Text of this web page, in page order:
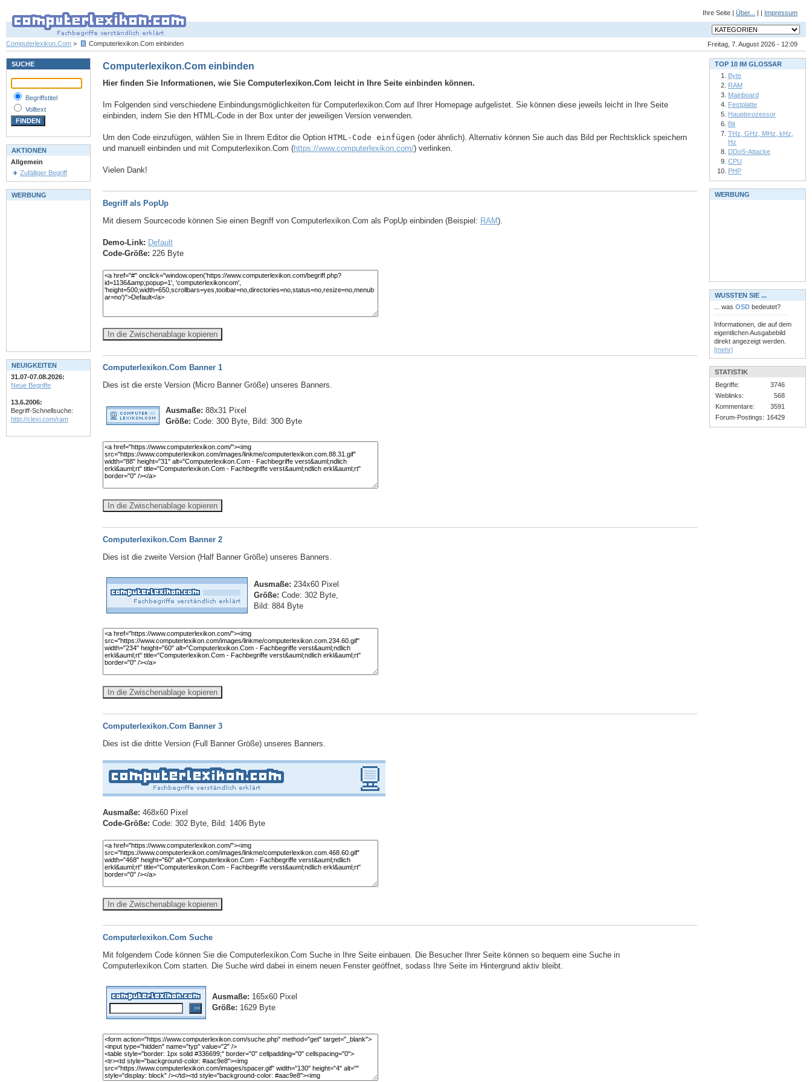
Ihre Seite | Über... | | Impressum
Freitag, 7. August 2026 - 12:09
Computerlexikon.Com > Computerlexikon.Com einbinden
Computerlexikon.Com einbinden
Hier finden Sie Informationen, wie Sie Computerlexikon.Com leicht in Ihre Seite einbinden können.
Im Folgenden sind verschiedene Einbindungsmöglichkeiten für Computerlexikon.Com auf Ihrer Homepage aufgelistet. Sie können diese jeweils leicht in Ihre Seite
einbinden, indem Sie den HTML-Code in der Box unter der jeweiligen Version verwenden.
Um den Code einzufügen, wählen Sie in Ihrem Editor die Option HTML-Code einfügen (oder ähnlich). Alternativ können Sie auch das Bild per Rechtsklick speichern
und manuell einbinden und mit Computerlexikon.Com (https://www.computerlexikon.com/) verlinken.
Vielen Dank!
Begriff als PopUp
Mit diesem Sourcecode können Sie einen Begriff von Computerlexikon.Com als PopUp einbinden (Beispiel: RAM).
Demo-Link: Default
Code-Größe: 226 Byte
In die Zwischenablage kopieren
Computerlexikon.Com Banner 1
Dies ist die erste Version (Micro Banner Größe) unseres Banners.
Ausmaße: 88x31 Pixel
Größe: Code: 300 Byte, Bild: 300 Byte
In die Zwischenablage kopieren
Computerlexikon.Com Banner 2
Dies ist die zweite Version (Half Banner Größe) unseres Banners.
Ausmaße: 234x60 Pixel
Größe: Code: 302 Byte,
Bild: 884 Byte
In die Zwischenablage kopieren
Computerlexikon.Com Banner 3
Dies ist die dritte Version (Full Banner Größe) unseres Banners.
Ausmaße: 468x60 Pixel
Code-Größe: Code: 302 Byte, Bild: 1406 Byte
In die Zwischenablage kopieren
Computerlexikon.Com Suche
Mit folgendem Code können Sie die Computerlexikon.Com Suche in Ihre Seite einbauen. Die Besucher Ihrer Seite können so bequem eine Suche in
Computerlexikon.Com starten. Die Suche wird dabei in einem neuen Fenster geöffnet, sodass Ihre Seite im Hintergrund aktiv bleibt.
Ausmaße: 165x60 Pixel
Größe: 1629 Byte
SUCHE
Begriffstitel
Volltext
AKTIONEN
Allgemein
Zufälliger Begriff
WERBUNG
NEUIGKEITEN
31.07-07.08.2026:
Neue Begriffe
13.6.2006:
Begriff-Schnellsuche:
http://clexi.com/ram
TOP 10 IM GLOSSAR
Byte
RAM
Mainboard
Festplatte
Hauptprozessor
Bit
THz, GHz, MHz, kHz,
Hz
DDoS-Attacke
CPU
PHP
WERBUNG
WUSSTEN SIE ...
... was OSD bedeutet?
Informationen, die auf dem
eigentlichen Ausgabebild
direkt angezeigt werden.
[mehr]
STATISTIK
Begriffe:
3746
Weblinks:
568
Kommentare:
3591
Forum-Postings: 16429